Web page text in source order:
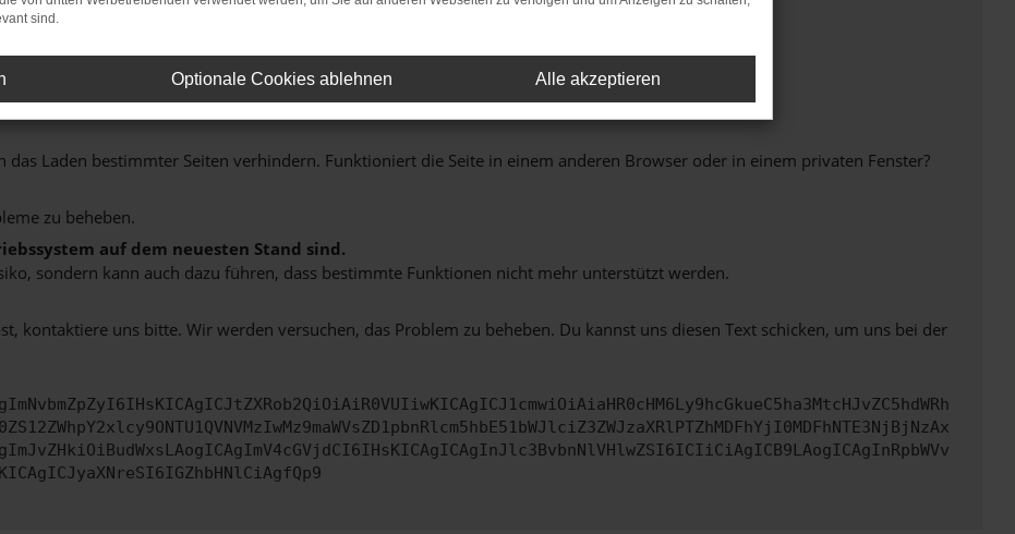
Laden bestimmter Seiten verhindern. Funktioniert die Seite in einem anderen Browser oder in einem privaten Fenster?
zu beheben.
auf dem neuesten Stand sind.
sondern kann auch dazu führen, dass bestimmte Funktionen nicht mehr unterstützt werden.
kontaktiere uns bitte. Wir werden versuchen, das Problem zu beheben. Du kannst uns diesen Text schicken, um uns bei der
sind.
Optionale Cookies ablehnen Alle akzeptieren